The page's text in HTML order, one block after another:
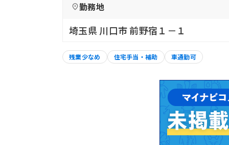
勤務地
埼玉県 川口市 前野宿１－１
残業少なめ 住宅手当・補助 車通勤可